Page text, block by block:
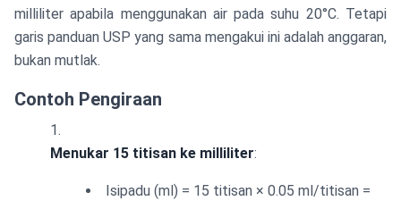
milliliter apabila menggunakan air pada suhu 20°C. Tetapi
garis panduan USP yang sama mengakui ini adalah anggaran,
bukan mutlak.
Contoh Pengiraan
Menukar 15 titisan ke milliliter:
Isipadu (ml) = 15 titisan × 0.05 ml/titisan =